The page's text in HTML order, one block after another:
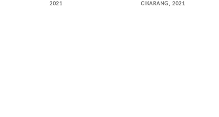
2021
CIKARANG, 2021